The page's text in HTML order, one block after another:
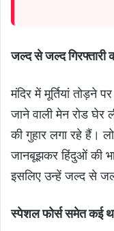
जल्द से जल्द गिरफ्तारी
मंदिर में मूर्तियां तोड़ने
जाने वाली मेन रोड
की गुहार लगा रहे हैं।
जानबूझकर हिंदुओं की
इसलिए उन्हें जल्द से
स्पेशल फोर्स समेत कई